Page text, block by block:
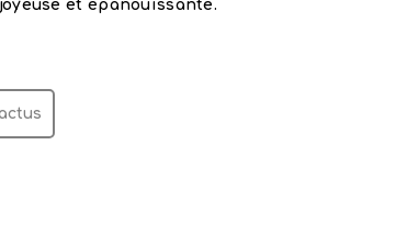
et épanouissante.